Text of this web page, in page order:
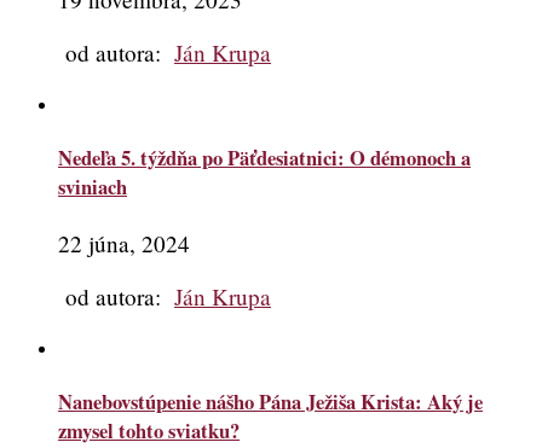
od autora: Ján Krupa
Nedeľa 5. týždňa po Päťdesiatnici: O démonoch a
sviniach
22 júna, 2024
od autora: Ján Krupa
Nanebovstúpenie nášho Pána Ježiša Krista: Aký je
zmysel tohto sviatku?